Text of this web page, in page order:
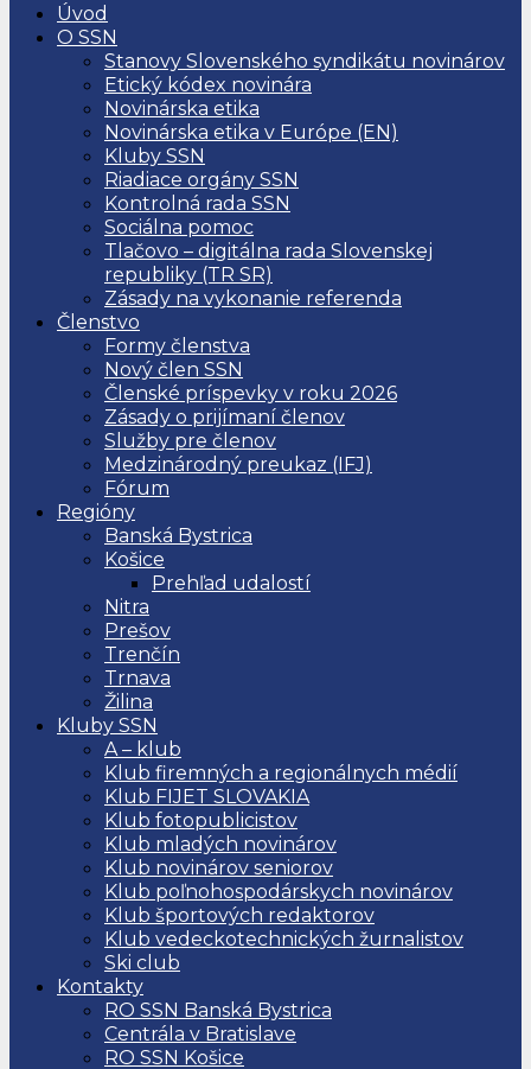
Úvod
O SSN
Stanovy Slovenského syndikátu novinárov
Etický kódex novinára
Novinárska etika
Novinárska etika v Európe (EN)
Kluby SSN
Riadiace orgány SSN
Kontrolná rada SSN
Sociálna pomoc
Tlačovo – digitálna rada Slovenskej
republiky (TR SR)
Zásady na vykonanie referenda
Členstvo
Formy členstva
Nový člen SSN
Členské príspevky v roku 2026
Zásady o prijímaní členov
Služby pre členov
Medzinárodný preukaz (IFJ)
Fórum
Regióny
Banská Bystrica
Košice
Prehľad udalostí
Nitra
Prešov
Trenčín
Trnava
Žilina
Kluby SSN
A – klub
Klub firemných a regionálnych médií
Klub FIJET SLOVAKIA
Klub fotopublicistov
Klub mladých novinárov
Klub novinárov seniorov
Klub poľnohospodárskych novinárov
Klub športových redaktorov
Klub vedeckotechnických žurnalistov
Ski club
Kontakty
RO SSN Banská Bystrica
Centrála v Bratislave
RO SSN Košice